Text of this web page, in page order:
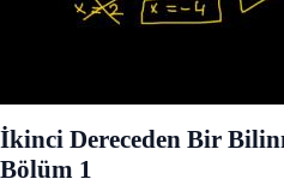
İkinci Dereceden Bir
Bölüm 1